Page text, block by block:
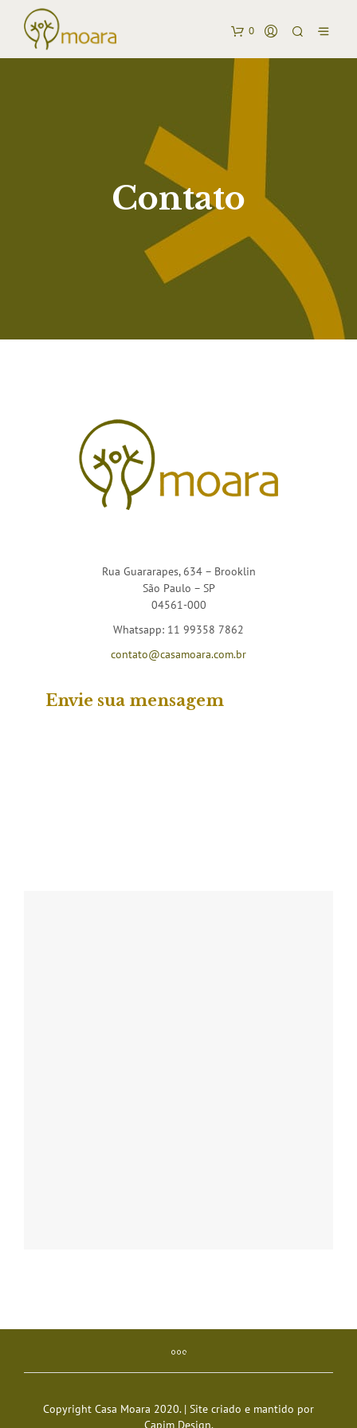
0
Contato
Rua Guararapes, 634 – Brooklin
São Paulo – SP
04561-000
Whatsapp: 11 99358 7862
contato@casamoara.com.br
Envie sua mensagem
Copyright Casa Moara 2020. | Site criado e mantido por
Capim Design.